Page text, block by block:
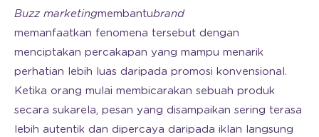
Buzz marketingmembantubrand
memanfaatkan fenomena tersebut dengan
menciptakan percakapan yang mampu menarik
perhatian lebih luas daripada promosi konvensional.
Ketika orang mulai membicarakan sebuah produk
secara sukarela, pesan yang disampaikan sering terasa
lebih autentik dan dipercaya daripada iklan langsung